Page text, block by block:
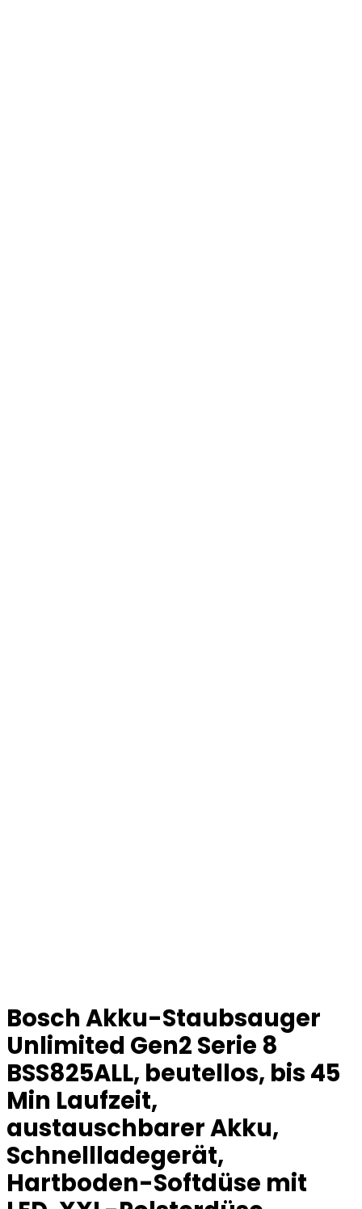
Bosch Akku-Staubsauger
Unlimited Gen2 Serie 8
BSS825ALL, beutellos, bis 45
Min Laufzeit,
austauschbarer Akku,
Schnellladegerät,
Hartboden-Softdüse mit